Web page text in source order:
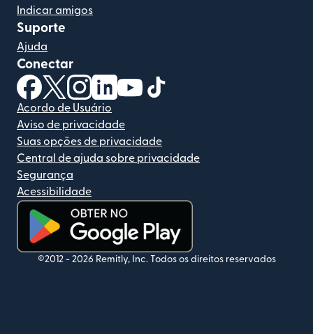
Indicar amigos
Suporte
Ajuda
Conectar
(abre em uma nova janela)
(abre em uma nova janela)
(abre em uma nova janela)
(abre em uma nova janela)
(abre em uma nova janela)
Acordo de Usuário
Aviso de privacidade
Suas opções de privacidade
Central de ajuda sobre privacidade
Segurança
Acessibilidade
(abre em uma nova janela)
©2012 - 2026 Remitly, Inc. Todos os direitos reservados